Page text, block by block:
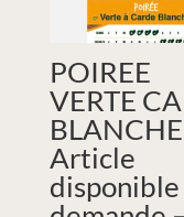
POIREE
VERTE
Article
disponible